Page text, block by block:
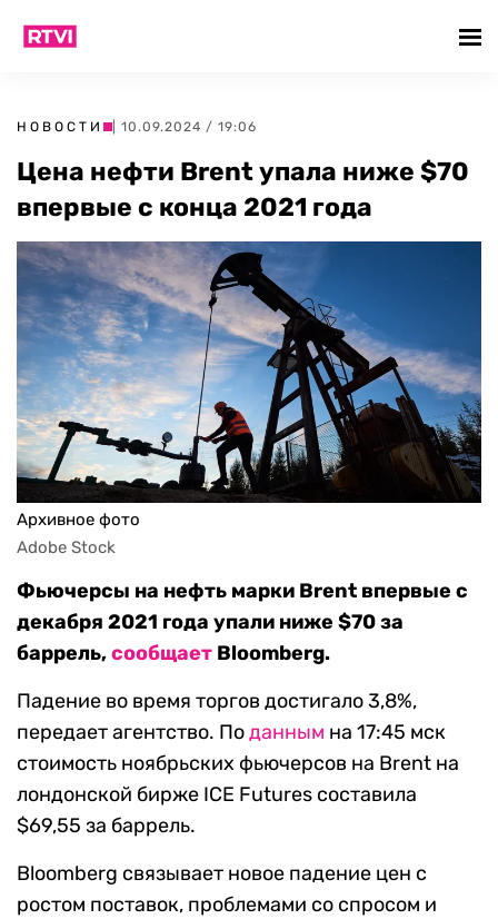
НОВОСТИ | 10.09.2024 / 19:06
Цена нефти Brent упала ниже $70
впервые с конца 2021 года
Архивное фото
Adobe Stock
Фьючерсы на нефть марки Brent впервые с
декабря 2021 года упали ниже $70 за
баррель,сообщает Bloomberg.
Падение во время торгов достигало 3,8%,
передает агентство. Поданным на 17:45 мск
стоимость ноябрьских фьючерсов на Brent на
лондонской бирже ICE Futures составила
$69,55 за баррель.
Bloomberg связывает новое падение цен с
ростом поставок, проблемами со спросом и